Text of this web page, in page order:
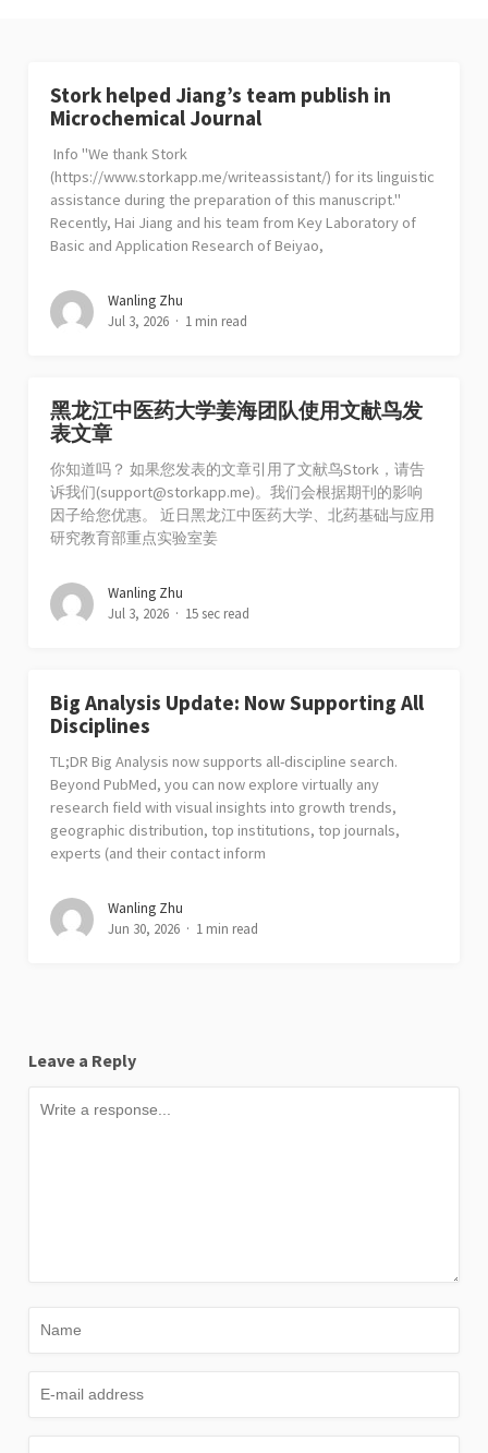
Stork helped Jiang’s team publish in
Microchemical Journal
Info "We thank Stork
(https://www.storkapp.me/writeassistant/) for its linguistic
assistance during the preparation of this manuscript."
Recently, Hai Jiang and his team from Key Laboratory of
Basic and Application Research of Beiyao,
Wanling Zhu
Jul 3, 2026
1 min read
黑龙江中医药大学姜海团队使用文献鸟发
表文章
你知道吗？ 如果您发表的文章引用了文献鸟Stork，请告
诉我们(support@storkapp.me)。我们会根据期刊的影响
因子给您优惠。 近日黑龙江中医药大学、北药基础与应用
研究教育部重点实验室姜
Wanling Zhu
Jul 3, 2026
15 sec read
Big Analysis Update: Now Supporting All
Disciplines
TL;DR Big Analysis now supports all-discipline search.
Beyond PubMed, you can now explore virtually any
research field with visual insights into growth trends,
geographic distribution, top institutions, top journals,
experts (and their contact inform
Wanling Zhu
Jun 30, 2026
1 min read
Leave a Reply